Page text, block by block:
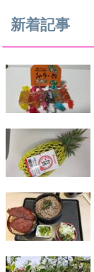
新着記事